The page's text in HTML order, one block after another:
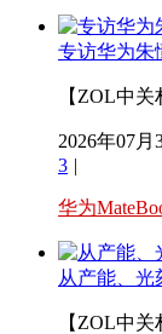
专访华为朱
【ZOL中
2026年07月
3 |
华为
从产能、
【ZOL中